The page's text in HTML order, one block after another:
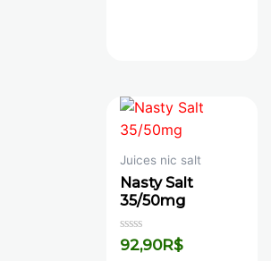
Juices nic salt
Nasty Salt
35/50mg
Avaliação
0
92,90R$